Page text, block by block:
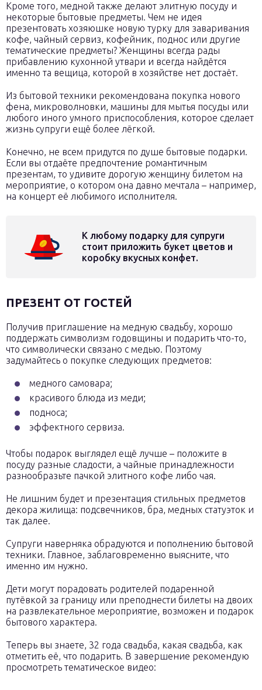
Кроме того, медной также делают элитную посуду и
некоторые бытовые предметы. Чем не идея
презентовать хозяюшке новую турку для заваривания
кофе, чайный сервиз, кофейник, поднос или другие
тематические предметы? Женщины всегда рады
прибавлению кухонной утвари и всегда найдётся
именно та вещица, которой в хозяйстве нет достаёт.
Из бытовой техники рекомендована покупка нового
фена, микроволновки, машины для мытья посуды или
любого иного умного приспособления, которое сделает
жизнь супруги ещё более лёгкой.
Конечно, не всем придутся по душе бытовые подарки.
Если вы отдаёте предпочтение романтичным
презентам, то удивите дорогую женщину билетом на
мероприятие, о котором она давно мечтала – например,
на концерт её любимого исполнителя.
К любому подарку для супруги
стоит приложить букет цветов и
коробку вкусных конфет.
ПРЕЗЕНТ ОТ ГОСТЕЙ
Получив приглашение на медную свадьбу, хорошо
поддержать символизм годовщины и подарить что-то,
что символически связано с медью. Поэтому
задумайтесь о покупке следующих предметов:
медного самовара;
красивого блюда из меди;
подноса;
эффектного сервиза.
Чтобы подарок выглядел ещё лучше – положите в
посуду разные сладости, а чайные принадлежности
разнообразьте пачкой элитного кофе либо чая.
Не лишним будет и презентация стильных предметов
декора жилища: подсвечников, бра, медных статуэток и
так далее.
Супруги наверняка обрадуются и пополнению бытовой
техники. Главное, заблаговременно выясните, что
именно им нужно.
Дети могут порадовать родителей подаренной
путёвкой за границу или преподнести билеты на двоих
на развлекательное мероприятие, возможен и подарок
бытового характера.
Теперь вы знаете, 32 года свадьба, какая свадьба, как
отметить её, что подарить. В завершение рекомендую
просмотреть тематическое видео: